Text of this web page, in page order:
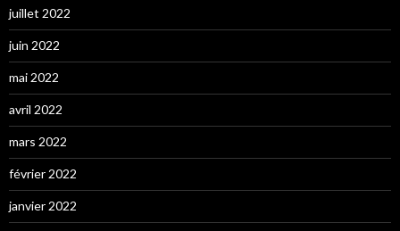
juillet 2022
juin 2022
mai 2022
avril 2022
mars 2022
février 2022
janvier 2022